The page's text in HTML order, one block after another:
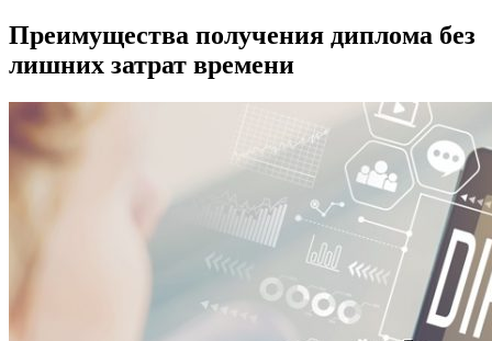
Преимущества получения диплома без
лишних затрат времени